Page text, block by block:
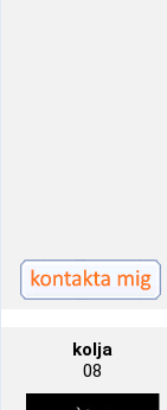
kolja
08